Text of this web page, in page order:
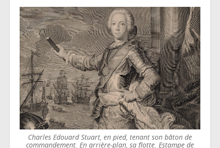
Charles Edouard Stuart, en pied, tenant son bâton de
commandement. En arrière-plan, sa flotte. Estampe de